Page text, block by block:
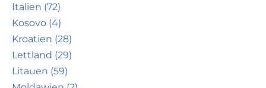
Italien (72)
Kosovo (4)
Kroatien (28)
Lettland (29)
Litauen (59)